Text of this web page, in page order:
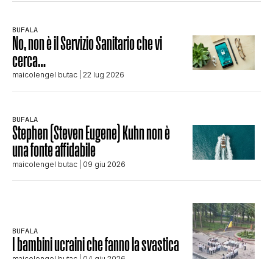
BUFALA
No, non è il Servizio Sanitario che vi
cerca…
maicolengel butac | 22 lug 2026
BUFALA
Stephen (Steven Eugene) Kuhn non è
una fonte affidabile
maicolengel butac | 09 giu 2026
BUFALA
I bambini ucraini che fanno la svastica